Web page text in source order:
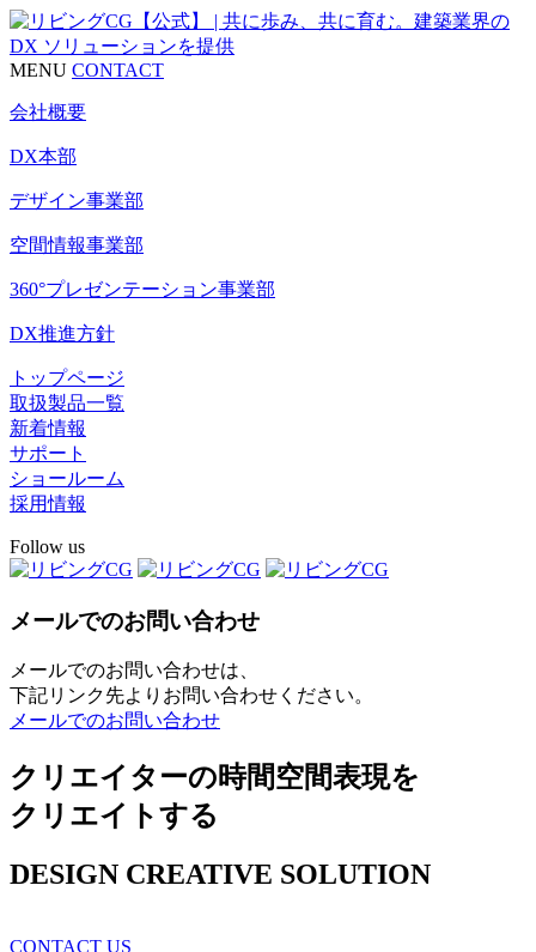
MENU CONTACT
会社概要
DX本部
デザイン事業部
空間情報事業部
360°プレゼンテーション事業部
DX推進方針
トップページ
取扱製品一覧
新着情報
サポート
ショールーム
採用情報
Follow us
メールでのお問い合わせ
メールでのお問い合わせは、
下記リンク先よりお問い合わせください。
メールでのお問い合わせ
クリエイターの時間空間表現を
クリエイトする
DESIGN CREATIVE SOLUTION
CONTACT US